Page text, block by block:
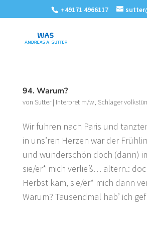
+49171 4966117
94. Warum?
von Sutter| Interpret m/w, Schlager
Wir fuhren nach Paris und
in uns’ren Herzen war der
und wunderschön doch (dann)
sie/er* mich verließ… altern.:
Herbst kam, sie/er* mich dann
Warum? Tausendmal hab’ ich